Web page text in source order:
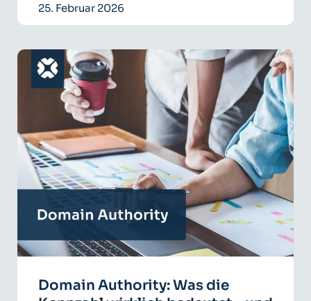
25. Februar 2026
Domain Authority: Was die